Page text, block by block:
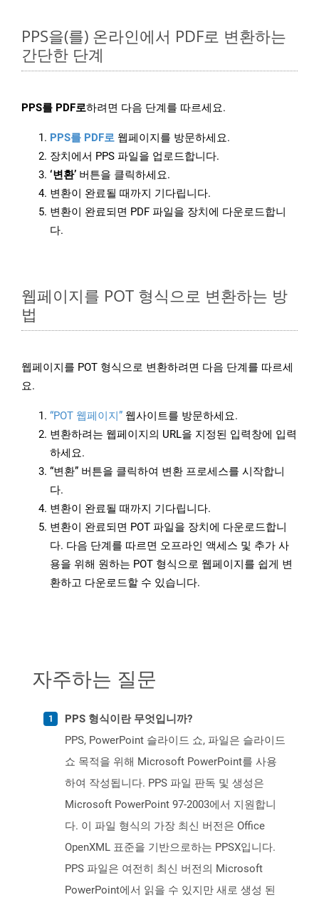
PPS을(를) 온라인에서 PDF로 변환하는
간단한 단계
PPS를 PDF로하려면 다음 단계를 따르세요.
PPS를 PDF로 웹페이지를 방문하세요.
장치에서 PPS 파일을 업로드합니다.
‘변환’ 버튼을 클릭하세요.
변환이 완료될 때까지 기다립니다.
변환이 완료되면 PDF 파일을 장치에 다운로드합니
다.
웹페이지를 POT 형식으로 변환하는 방
법
웹페이지를 POT 형식으로 변환하려면 다음 단계를 따르세
요.
“POT 웹페이지” 웹사이트를 방문하세요.
변환하려는 웹페이지의 URL을 지정된 입력창에 입력
하세요.
“변환” 버튼을 클릭하여 변환 프로세스를 시작합니
다.
변환이 완료될 때까지 기다립니다.
변환이 완료되면 POT 파일을 장치에 다운로드합니
다. 다음 단계를 따르면 오프라인 액세스 및 추가 사
용을 위해 원하는 POT 형식으로 웹페이지를 쉽게 변
환하고 다운로드할 수 있습니다.
자주하는 질문
PPS 형식이란 무엇입니까?
PPS, PowerPoint 슬라이드 쇼, 파일은 슬라이드
쇼 목적을 위해 Microsoft PowerPoint를 사용
하여 작성됩니다. PPS 파일 판독 및 생성은
Microsoft PowerPoint 97-2003에서 지원합니
다. 이 파일 형식의 가장 최신 버전은 Office
OpenXML 표준을 기반으로하는 PPSX입니다.
PPS 파일은 여전히 ​​최신 버전의 Microsoft
PowerPoint에서 읽을 수 있지만 새로 생성 된